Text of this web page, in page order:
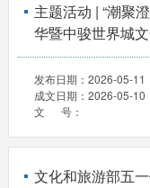
主题活动 | “潮聚
华暨中骏世界城
发布日期： 2026-05-11
成文日期： 2026-05-10
文 号：
文化和旅游部五